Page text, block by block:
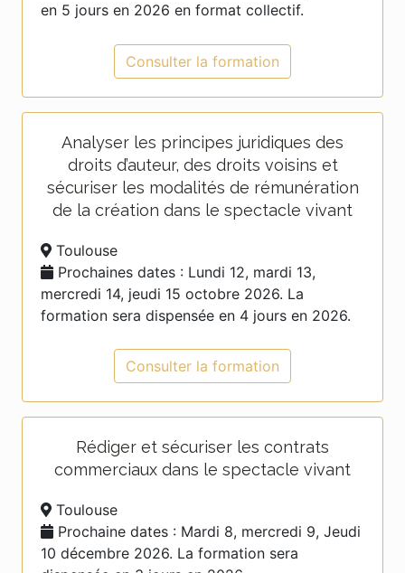
en 5 jours en 2026 en format collectif.
Consulter la formation
Analyser les principes juridiques des
droits d’auteur, des droits voisins et
sécuriser les modalités de rémunération
de la création dans le spectacle vivant
Toulouse
Prochaines dates : Lundi 12, mardi 13,
mercredi 14, jeudi 15 octobre 2026. La
formation sera dispensée en 4 jours en 2026.
Consulter la formation
Rédiger et sécuriser les contrats
commerciaux dans le spectacle vivant
Toulouse
Prochaine dates : Mardi 8, mercredi 9, Jeudi
10 décembre 2026. La formation sera